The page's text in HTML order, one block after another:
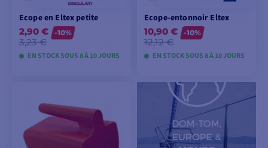
Ecope en Eltex petite
2,90 €
3,23 €
-10%
EN STOCK SOUS 8 À 10 JOURS
Ecope-entonnoir Eltex
10,90 €
12,12 €
-10%
EN STOCK SOUS 8 À 10 JOURS
VOIR LES MODÈLES